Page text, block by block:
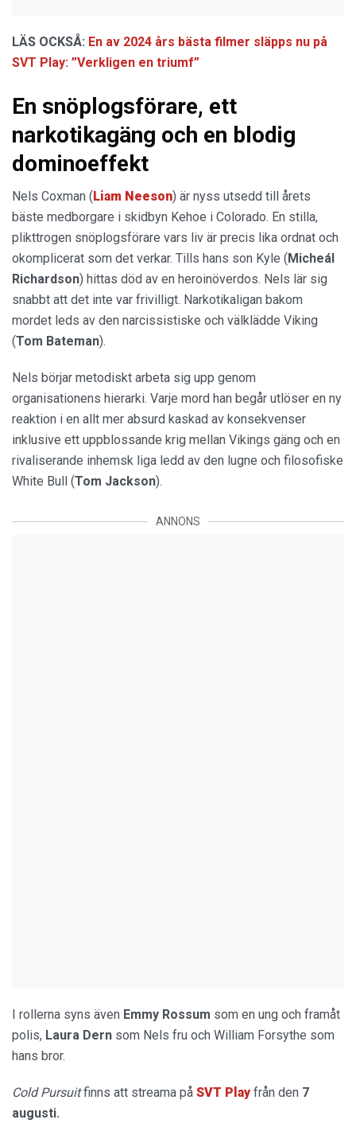
LÄS OCKSÅ: En av 2024 års bästa filmer släpps nu på
SVT Play: ”Verkligen en triumf”
En snöplogsförare, ett
narkotikagäng och en blodig
dominoeffekt
Nels Coxman (Liam Neeson) är nyss utsedd till årets
bäste medborgare i skidbyn Kehoe i Colorado. En stilla,
plikttrogen snöplogsförare vars liv är precis lika ordnat och
okomplicerat som det verkar. Tills hans son Kyle (Micheál
Richardson) hittas död av en heroinöverdos. Nels lär sig
snabbt att det inte var frivilligt. Narkotikaligan bakom
mordet leds av den narcissistiske och välklädde Viking
(Tom Bateman).
Nels börjar metodiskt arbeta sig upp genom
organisationens hierarki. Varje mord han begår utlöser en ny
reaktion i en allt mer absurd kaskad av konsekvenser
inklusive ett uppblossande krig mellan Vikings gäng och en
rivaliserande inhemsk liga ledd av den lugne och filosofiske
White Bull (Tom Jackson).
ANNONS
I rollerna syns även Emmy Rossum som en ung och framåt
polis, Laura Dern som Nels fru och William Forsythe som
hans bror.
Cold Pursuitfinns att streama på SVT Playfrån den 7
augusti.